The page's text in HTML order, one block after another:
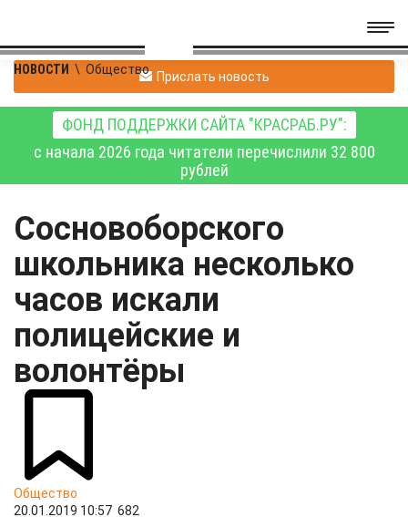
НОВОСТИ \ Общество Прислать новость
ФОНД ПОДДЕРЖКИ САЙТА "КРАСРАБ.РУ":
с начала 2026 года читатели перечислили 32 800
рублей
Сосновоборского
школьника несколько
часов искали
полицейские и
волонтёры
Общество
20.01.2019 10:57 682